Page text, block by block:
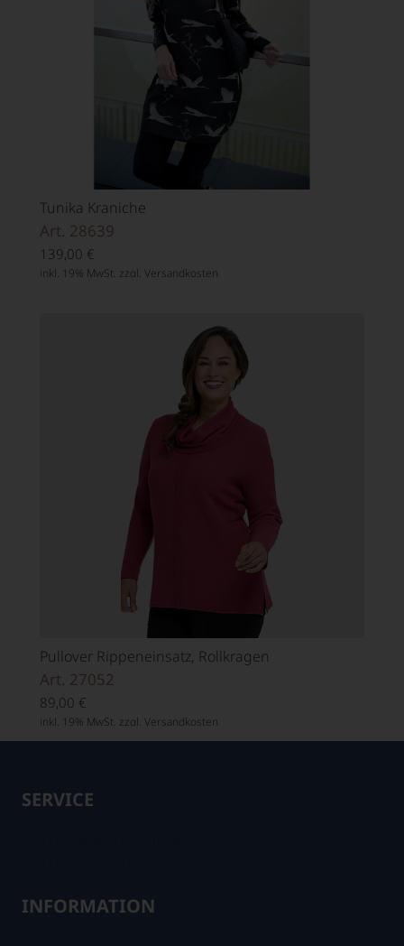
Tunika Kraniche
Art. 28639
139,00 €
inkl. 19% MwSt. zzgl. Versandkosten
Pullover Rippeneinsatz, Rollkragen
Art. 27052
89,00 €
inkl. 19% MwSt. zzgl. Versandkosten
SERVICE
INFORMATION